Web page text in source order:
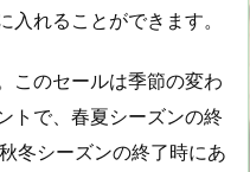
れることができます。
このセールは季節の変わ
トで、春夏シーズンの終
冬シーズンの終了時にあ